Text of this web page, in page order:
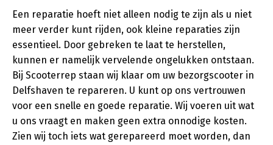
Een reparatie hoeft niet alleen nodig te zijn als u niet
meer verder kunt rijden, ook kleine reparaties zijn
essentieel. Door gebreken te laat te herstellen,
kunnen er namelijk vervelende ongelukken ontstaan.
Bij Scooterrep staan wij klaar om uw bezorgscooter in
Delfshaven te repareren. U kunt op ons vertrouwen
voor een snelle en goede reparatie. Wij voeren uit wat
u ons vraagt en maken geen extra onnodige kosten.
Zien wij toch iets wat gerepareerd moet worden, dan